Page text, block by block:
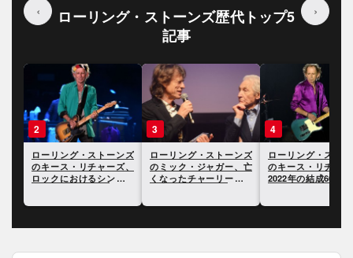
‹
ローリング・ストーンズ歴代トップ5
記事
›
3
ローリング・ストーンズ
のミック・ジャガー、亡
くなったチャーリー・ワ
4
ローリング・ストーンズ
のキース・リチャーズ、
2022年の結成60周年につ
5
ミック・ジャガー
ス・リチャーズ、
ったチャーリー・